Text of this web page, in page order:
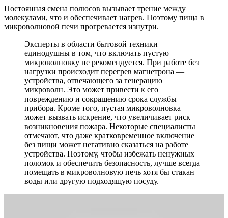
Постоянная смена полюсов вызывает трение между
молекулами, что и обеспечивает нагрев. Поэтому пища в
микроволновой печи прогревается изнутри.
Эксперты в области бытовой техники
единодушны в том, что включать пустую
микроволновку не рекомендуется. При работе без
нагрузки происходит перегрев магнетрона —
устройства, отвечающего за генерацию
микроволн. Это может привести к его
повреждению и сокращению срока службы
прибора. Кроме того, пустая микроволновка
может вызвать искрение, что увеличивает риск
возникновения пожара. Некоторые специалисты
отмечают, что даже кратковременное включение
без пищи может негативно сказаться на работе
устройства. Поэтому, чтобы избежать ненужных
поломок и обеспечить безопасность, лучше всегда
помещать в микроволновую печь хотя бы стакан
воды или другую подходящую посуду.